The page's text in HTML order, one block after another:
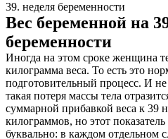
39. неделя беременности
Вес беременной на
беременности
Иногда на этом сроке женщина
килограмма веса. То есть это
подготовительный процесс. И не
такая потеря массы тела
суммарной прибавкой веса к 39
килограммов, но этот
буквально: в каждом отдельном